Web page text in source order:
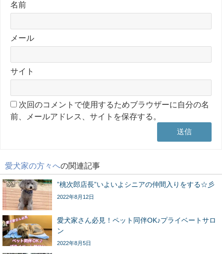
名前
メール
サイト
次回のコメントで使用するためブラウザーに自分の名
前、メールアドレス、サイトを保存する。
愛犬家の方々への関連記事
”桃次郎店長”いよいよシニアの仲間入りをする☆彡
2022年8月12日
愛犬家さん必見！ペット同伴OK♪プライベートサロ
ン
2022年8月5日